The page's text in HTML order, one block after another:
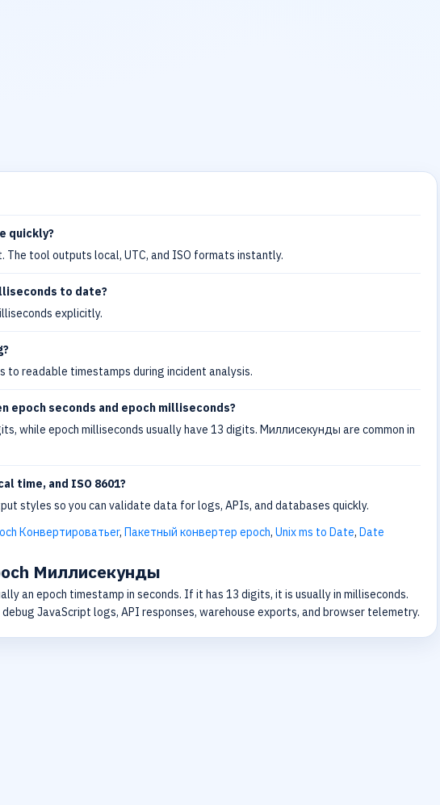
quickly?
The tool outputs local, UTC, and ISO formats instantly.
to date?
explicitly.
to readable timestamps during incident analysis.
epoch seconds and epoch milliseconds?
while epoch milliseconds usually have 13 digits. Миллисекунды are common in
time, and ISO 8601?
styles so you can validate data for logs, APIs, and databases quickly.
Конвертироватьer, Пакетный конвертер epoch, Unix ms to Date, Date
Миллисекунды
an epoch timestamp in seconds. If it has 13 digits, it is usually in milliseconds.
JavaScript logs, API responses, warehouse exports, and browser telemetry.